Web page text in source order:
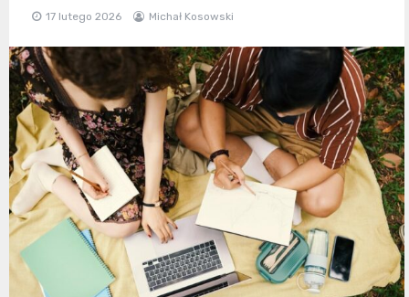
17 lutego 2026 Michał Kosowski